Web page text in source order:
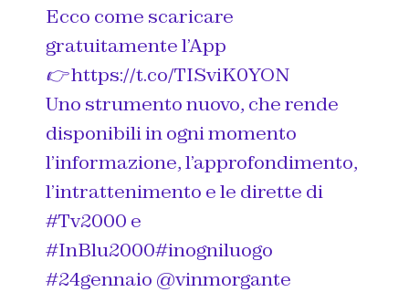
Ecco come scaricare
gratuitamente l’App
👉https://t.co/TISviK0YON
Uno strumento nuovo, che rende
disponibili in ogni momento
l’informazione, l’approfondimento,
l’intrattenimento e le dirette di
#Tv2000 e
#InBlu2000#inogniluogo
#24gennaio @vinmorgante